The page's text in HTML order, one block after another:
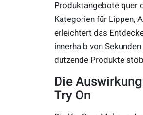
Produktangebote quer
Kategorien für Lippen,
erleichtert das
innerhalb von
dutzende Produkte
Die
Try On